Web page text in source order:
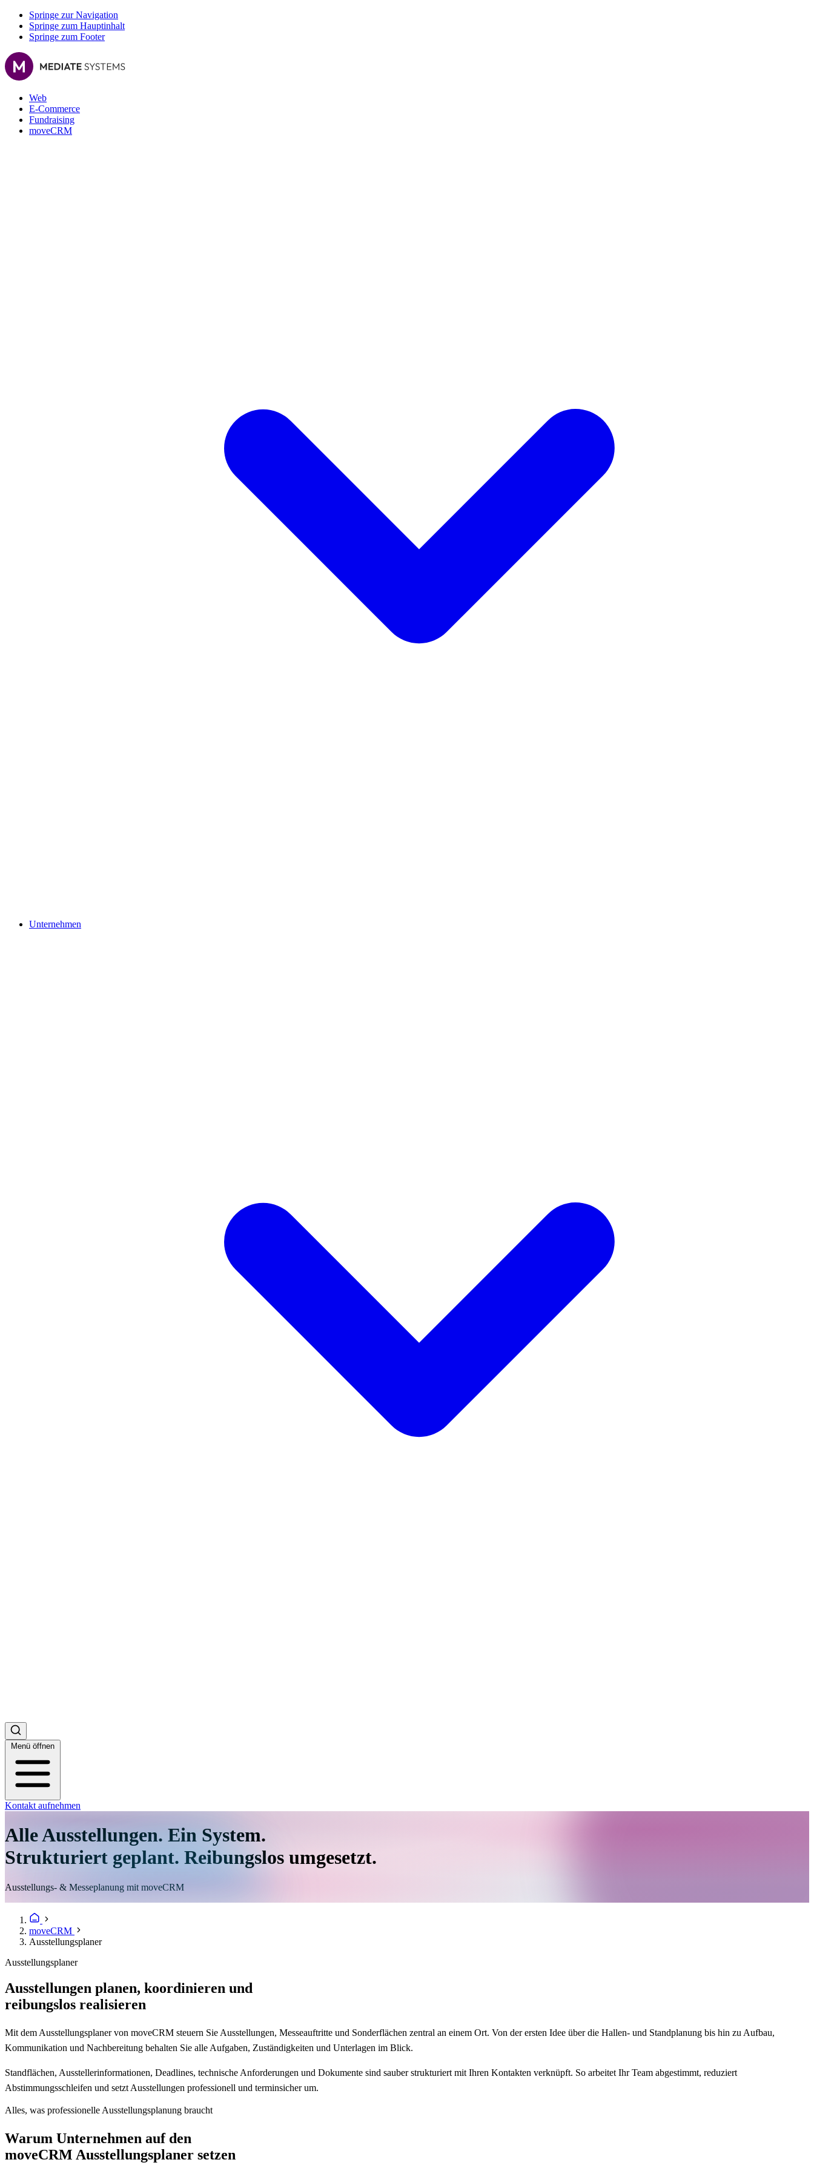
Springe zur Navigation
Springe zum Hauptinhalt
Springe zum Footer
Web
E-Commerce
Fundraising
moveCRM
Unternehmen
Menü öffnen
Kontakt aufnehmen
Alle Ausstellungen. Ein System.
Strukturiert geplant. Reibungslos umgesetzt.
Ausstellungs‑ & Messeplanung mit moveCRM
moveCRM
Ausstellungsplaner
Ausstellungsplaner
Ausstellungen planen, koordinieren und
reibungslos realisieren
Mit dem Ausstellungsplaner von moveCRM steuern Sie Ausstellungen, Messeauftritte und Sonderflächen zentral an einem Ort. Von der ersten Idee über die Hallen- und Standplanung bis hin zu Aufbau,
Kommunikation und Nachbereitung behalten Sie alle Aufgaben, Zuständigkeiten und Unterlagen im Blick.
Standflächen, Ausstellerinformationen, Deadlines, technische Anforderungen und Dokumente sind sauber strukturiert mit Ihren Kontakten verknüpft. So arbeitet Ihr Team abgestimmt, reduziert
Abstimmungsschleifen und setzt Ausstellungen professionell und terminsicher um.
Alles, was professionelle Ausstellungsplanung braucht
Warum Unternehmen auf den
moveCRM Ausstellungsplaner setzen